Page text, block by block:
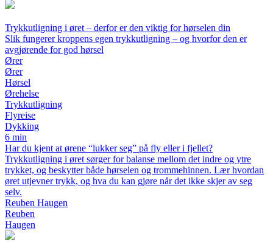
Trykkutligning i øret – derfor er den viktig for hørselen din
Slik fungerer kroppens egen trykkutligning – og hvorfor den er
avgjørende for god hørsel
Ører
Ører
Hørsel
Ørehelse
Trykkutligning
Flyreise
Dykking
6 min
Har du kjent at ørene “lukker seg” på fly eller i fjellet?
Trykkutligning i øret sørger for balanse mellom det indre og ytre
trykket, og beskytter både hørselen og trommehinnen. Lær hvordan
øret utjevner trykk, og hva du kan gjøre når det ikke skjer av seg
selv.
Reuben Haugen
Reuben
Haugen